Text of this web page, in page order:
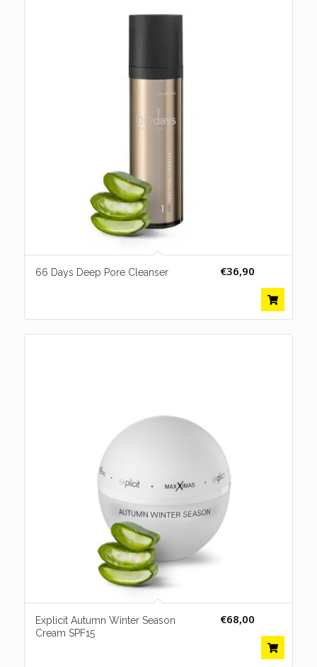
66 Days Deep Pore Cleanser €36,90
Explicit Autumn Winter Season
Cream SPF15
€68,00